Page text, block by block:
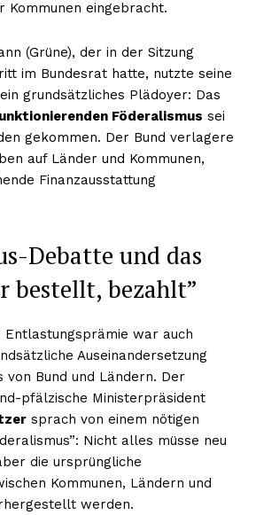
Kommunen eingebracht.
(Grüne), der in der Sitzung
im Bundesrat hatte, nutzte seine
grundsätzliches Plädoyer: Das
Föderalismus sei
gekommen. Der Bund verlagere
auf Länder und Kommunen,
Finanzausstattung
Debatte und das
bestellt, bezahlt”
Entlastungsprämie war auch
Auseinandersetzung
von Bund und Ländern. Der
pfälzische Ministerpräsident
sprach von einem nötigen
Nicht alles müsse neu
die ursprüngliche
Kommunen, Ländern und
werden.